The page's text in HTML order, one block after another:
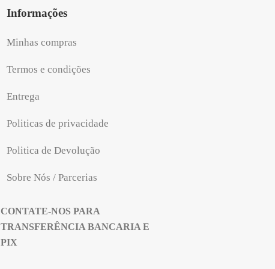
Informações
Minhas compras
Termos e condições
Entrega
Politicas de privacidade
Politica de Devolução
Sobre Nós / Parcerias
CONTATE-NOS PARA
TRANSFERÊNCIA BANCARIA E
PIX